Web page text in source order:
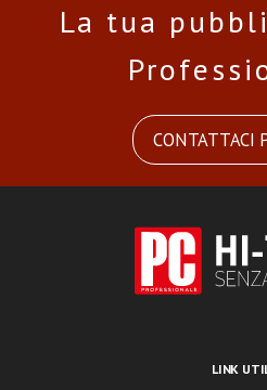
La tua
CONTATTACI
LINK